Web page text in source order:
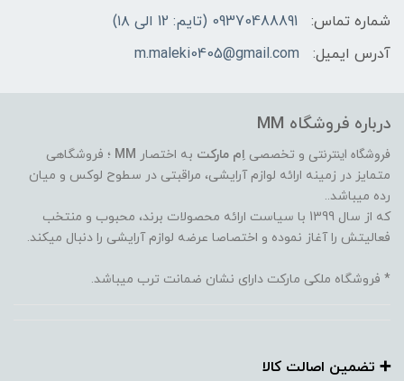
شماره تماس:
09370488891 (تایم: 12 الی ۱۸)
آدرس ایمیل:
m.maleki0405@gmail.com
درباره فروشگاه MM
فروشگاه اینترنتی و تخصصی اِم مارکت به اختصار MM ؛ فروشگاهی
متمایز در زمینه ارائه لوازم آرایشی، مراقبتی در سطوح لوکس و میان
رده میباشد..
که از سال 1399 با سیاست ارائه محصولات برند، محبوب و منتخب
فعالیتش را آغاز نموده و اختصاصا عرضه لوازم آرایشی را دنبال میکند.
* فروشگاه ملکی مارکت دارای نشان ضمانت ترب میباشد.
➕️ تضمین اصالت کالا